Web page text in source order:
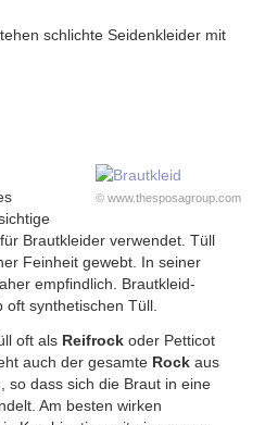
schlichte Seidenkleider mit
© www.thesposagroup.com
Brautkleider verwendet. Tüll
Feinheit gewebt. In seiner
empfindlich. Brautkleid-
synthetischen Tüll.
oft als Reifrock oder Petticot
auch der gesamte Rock aus
, so dass sich die Braut in eine
Am besten wirken